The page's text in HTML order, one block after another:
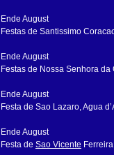
Ende August
Festas de Santissimo
Ende August
Festas de Nossa Senhora da
Ende August
Festa de Sao Lazaro, Agua
Ende August
Festa de Sao Vicente